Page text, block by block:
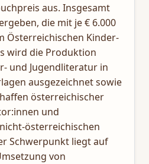
aus. Insgesamt
die mit je € 6.000
Österreichischen Kinder-
wird die Produktion
und Jugendliteratur in
ausgezeichnet sowie
österreichischer
und
österreichischen
Schwerpunkt liegt auf
von